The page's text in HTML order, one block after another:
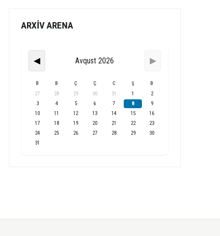
ARXİV ARENA
◀ Avqust 2026 ▶
B B Ç Ç C Ş B
27 28 29 30 31 1
2
3
4 5 6 7 8
9
10
11 12 13 14 15
16
17
18 19 20 21 22
23
24
25 26 27 28 29
30
31